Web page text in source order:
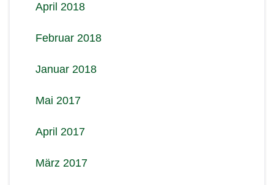
April 2018
Februar 2018
Januar 2018
Mai 2017
April 2017
März 2017